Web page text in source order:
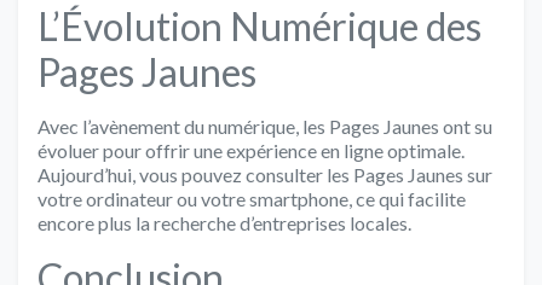
L’Évolution Numérique des
Pages Jaunes
Avec l’avènement du numérique, les Pages Jaunes ont su
évoluer pour offrir une expérience en ligne optimale.
Aujourd’hui, vous pouvez consulter les Pages Jaunes sur
votre ordinateur ou votre smartphone, ce qui facilite
encore plus la recherche d’entreprises locales.